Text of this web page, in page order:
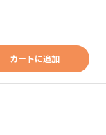
カートに追加